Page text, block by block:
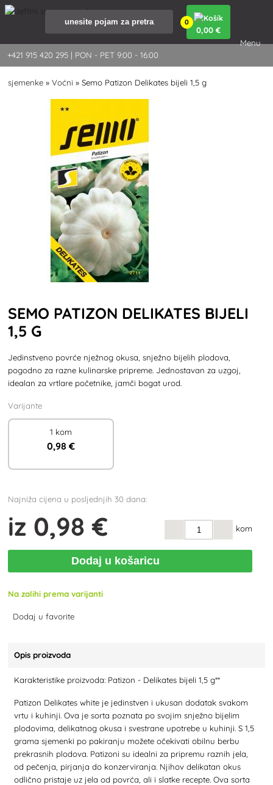
+421 915 420 295 | PON - PET 9:00 - 16:00
0
0,00 €
Menu
sjemenke »Voćni »Semo Patizon Delikates bijeli 1,5 g
SEMO PATIZON DELIKATES BIJELI
1,5 G
Jedinstveno povrće nježnog okusa, snježno bijelih plodova,
pogodno za razne kulinarske pripreme. Jednostavan za uzgoj,
idealan za vrtlare početnike, jamči bogat urod.
Varijante
1 kom
0,98 €
Najniža cijena u posljednjih 30 dana:
iz 0,98 € kom
Dodaj u košaricu
Na zalihi prema varijanti
Dodaj u favorite
Opis proizvoda
Karakteristike proizvoda: Patizon - Delikates bijeli 1,5 g**
Patizon Delikates white je jedinstven i ukusan dodatak svakom
vrtu i kuhinji. Ova je sorta poznata po svojim snježno bijelim
plodovima, delikatnog okusa i svestrane upotrebe u kuhinji. S 1,5
grama sjemenki po pakiranju možete očekivati obilnu berbu
prekrasnih plodova. Patizoni su idealni za pripremu raznih jela,
od pečenja, pirjanja do konzerviranja. Njihov delikatan okus
odlično pristaje uz jela od povrća, ali i slatke recepte. Ova sorta